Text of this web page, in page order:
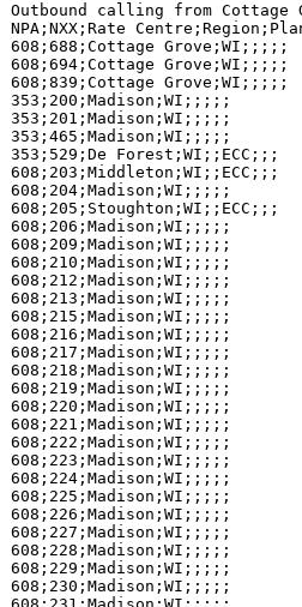
Outbound calling from Cottage
NPA;NXX;Rate
608;688;Cottage Grove;WI;;;;;
608;694;Cottage Grove;WI;;;;;
608;839;Cottage Grove;WI;;;;;
353;200;Madison;WI;;;;;
353;201;Madison;WI;;;;;
353;465;Madison;WI;;;;;
353;529;De Forest;WI;;ECC;;;
608;203;Middleton;WI;;ECC;;;
608;204;Madison;WI;;;;;
608;205;Stoughton;WI;;ECC;;;
608;206;Madison;WI;;;;;
608;209;Madison;WI;;;;;
608;210;Madison;WI;;;;;
608;212;Madison;WI;;;;;
608;213;Madison;WI;;;;;
608;215;Madison;WI;;;;;
608;216;Madison;WI;;;;;
608;217;Madison;WI;;;;;
608;218;Madison;WI;;;;;
608;219;Madison;WI;;;;;
608;220;Madison;WI;;;;;
608;221;Madison;WI;;;;;
608;222;Madison;WI;;;;;
608;223;Madison;WI;;;;;
608;224;Madison;WI;;;;;
608;225;Madison;WI;;;;;
608;226;Madison;WI;;;;;
608;227;Madison;WI;;;;;
608;228;Madison;WI;;;;;
608;229;Madison;WI;;;;;
608;230;Madison;WI;;;;;